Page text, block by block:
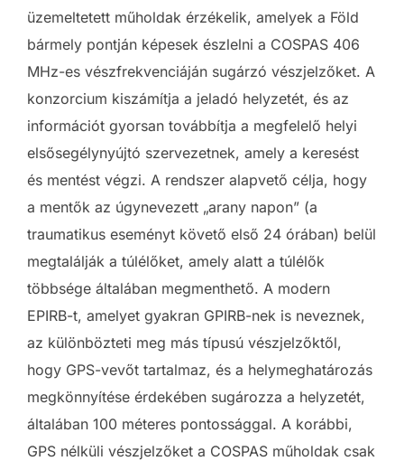
üzemeltetett műholdak érzékelik, amelyek a Föld
bármely pontján képesek észlelni a COSPAS 406
MHz-es vészfrekvenciáján sugárzó vészjelzőket. A
konzorcium kiszámítja a jeladó helyzetét, és az
információt gyorsan továbbítja a megfelelő helyi
elsősegélynyújtó szervezetnek, amely a keresést
és mentést végzi. A rendszer alapvető célja, hogy
a mentők az úgynevezett „arany napon” (a
traumatikus eseményt követő első 24 órában) belül
megtalálják a túlélőket, amely alatt a túlélők
többsége általában megmenthető. A modern
EPIRB-t, amelyet gyakran GPIRB-nek is neveznek,
az különbözteti meg más típusú vészjelzőktől,
hogy GPS-vevőt tartalmaz, és a helymeghatározás
megkönnyítése érdekében sugározza a helyzetét,
általában 100 méteres pontossággal. A korábbi,
GPS nélküli vészjelzőket a COSPAS műholdak csak